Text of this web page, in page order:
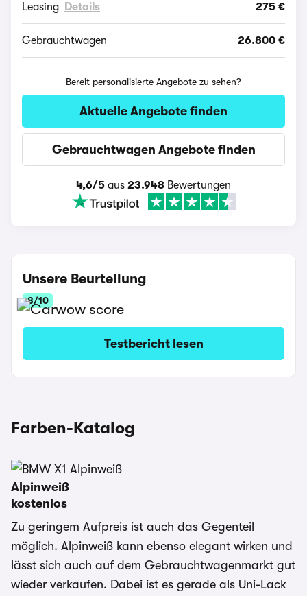
Leasing Details 275 €
Gebrauchtwagen 26.800 €
Bereit personalisierte Angebote zu sehen?
Aktuelle Angebote finden
Gebrauchtwagen Angebote finden
4,6/5 aus 23.948 Bewertungen
Unsere Beurteilung
8/10
Testbericht lesen
Farben-Katalog
Alpinweiß
kostenlos
Zu geringem Aufpreis ist auch das Gegenteil
möglich. Alpinweiß kann ebenso elegant wirken und
lässt sich auch auf dem Gebrauchtwagenmarkt gut
wieder verkaufen. Dabei ist es gerade als Uni-Lack